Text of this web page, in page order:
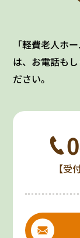
「軽費老人ホ
は、お電話も
ださい。
【受